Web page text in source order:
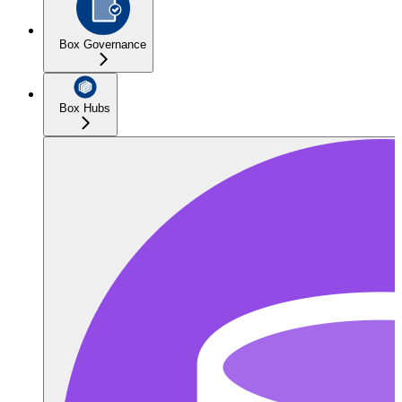
Box Governance
Box Hubs